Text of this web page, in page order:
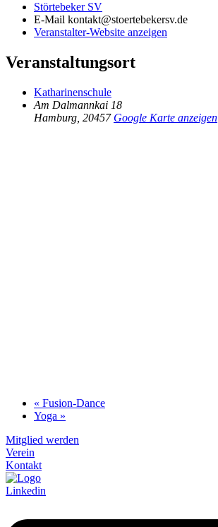
Störtebeker SV
E-Mail kontakt@stoertebekersv.de
Veranstalter-Website anzeigen
Veranstaltungsort
Katharinenschule
Am Dalmannkai 18
Hamburg 20457 Google Karte anzeigen
« Fusion-Dance
Yoga »
Mitglied werden
Verein
Kontakt
Linkedin